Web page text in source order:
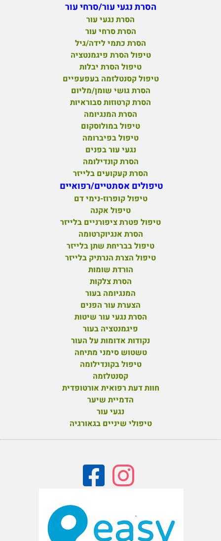
הסרת נגעי עור/סרחי עור
הסרת נגעי עור
הסרת סרחי עור
הסרת כתמי לידה/גיל
טיפול הסרת פיגמנטציה
טיפול הסרת יבלות
טיפול קסנטלזמה בעפעפיים
הסרת גושי שומן/מליום
הסרת קרטוזות סבוראיות
הסרת המנגיומה
טיפול במולוסקום
טיפול בפיברומה
נגעי עור בפנים
הסרת קונדילומה
הסרת קעקועים בלייזר
טיפולים אסתטיים/רפואיים
טיפול קופרוז-נימי דם
טיפול אקנה
טיפול פטרת ציפורניים בלייזר
הסרת אנגיוקרטומה
טיפול בבריחת שתן בלייזר
טיפול הצרת הנרתיק בלייזר
הורדת שומות
הסרת צלקות
המנגיומה בעור
הצערת עור הפנים
הסרת נגעי עור שיטות
פיגמנטציה בעור
נקודות אדומות על העור
טשטוש סימני מתיחה
טיפול בקונדילומה
קסנטלזמה
חוות דעת רפואית אורטופדית
הדמיית שיער
נגעי עור
טיפולי שיניים בגאורגיה